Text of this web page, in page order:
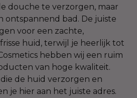
douche te verzorgen, maar
ontspannend bad. De juiste
voor een zachte,
huid, terwijl je heerlijk tot
hebben wij een ruim
van hoge kwaliteit.
de huid verzorgen en
je hier aan het juiste adres.